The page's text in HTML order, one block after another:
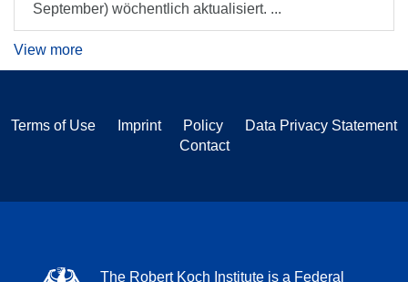
September) wöchentlich aktualisiert. ...
View more
Terms of Use Imprint Policy
Data Privacy Statement
Contact
The Robert Koch Institute is a Federal